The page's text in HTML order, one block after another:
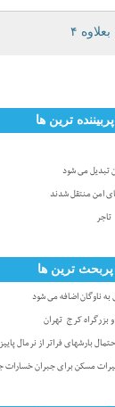
پربیننده ترین ها
تبدیل می شود
پربحث ترین ها
ناوگان اضافه می شود
بزرگراه کرج-تهران
بارشهای فراتر از نرمال پاییز